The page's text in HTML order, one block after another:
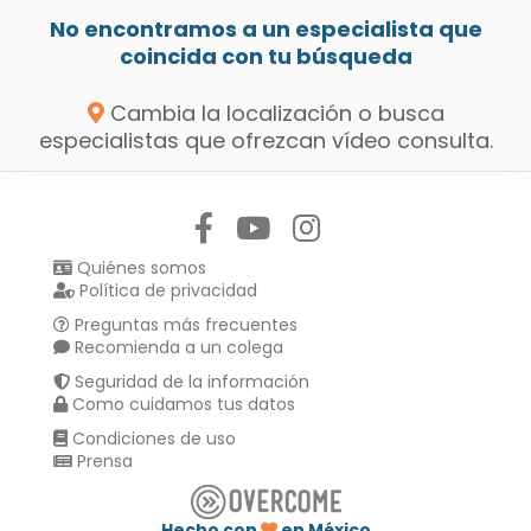
No encontramos a un especialista que
coincida con tu búsqueda
Cambia la localización o busca
especialistas que ofrezcan vídeo consulta.
Quiénes somos
Política de privacidad
Preguntas más frecuentes
Recomienda a un colega
Seguridad de la información
Como cuidamos tus datos
Condiciones de uso
Prensa